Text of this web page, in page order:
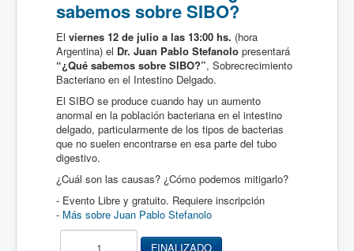
sabemos sobre SIBO?
El viernes 12 de julio a las 13:00 hs. (hora
Argentina) el Dr. Juan Pablo Stefanolo presentará
“¿Qué sabemos sobre SIBO?”, Sobrecrecimiento
Bacteriano en el Intestino Delgado.
El SIBO se produce cuando hay un aumento
anormal en la población bacteriana en el intestino
delgado, particularmente de los tipos de bacterias
que no suelen encontrarse en esa parte del tubo
digestivo.
¿Cuál son las causas? ¿Cómo podemos mitigarlo?
- Evento Libre y gratuito. Requiere inscripción
- Más sobre Juan Pablo Stefanolo